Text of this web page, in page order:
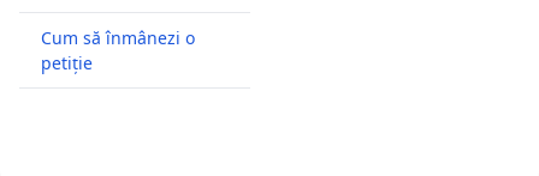
Cum să înmânezi o
petiție